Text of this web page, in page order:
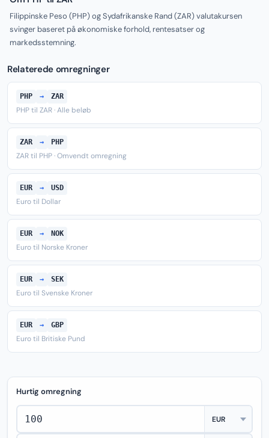
Filippinske Peso (PHP) og Sydafrikanske Rand (ZAR) valutakursen
svinger baseret på økonomiske forhold, rentesatser og
markedsstemning.
Relaterede omregninger
PHP → ZAR
PHP til ZAR · Alle beløb
ZAR → PHP
ZAR til PHP · Omvendt omregning
EUR → USD
Euro til Dollar
EUR → NOK
Euro til Norske Kroner
EUR → SEK
Euro til Svenske Kroner
EUR → GBP
Euro til Britiske Pund
Hurtig omregning